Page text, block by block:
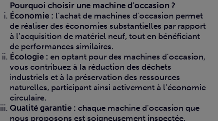
Pourquoi choisir une machine d’occasion ?
Économie : l’achat de machines d’occasion permet
de réaliser des économies substantielles par rapport
à l’acquisition de matériel neuf, tout en bénéficiant
de performances similaires.
Écologie : en optant pour des machines d’occasion,
vous contribuez à la réduction des déchets
industriels et à la préservation des ressources
naturelles, participant ainsi activement à l’économie
circulaire.
Qualité garantie : chaque machine d’occasion que
nous proposons est soigneusement inspectée,